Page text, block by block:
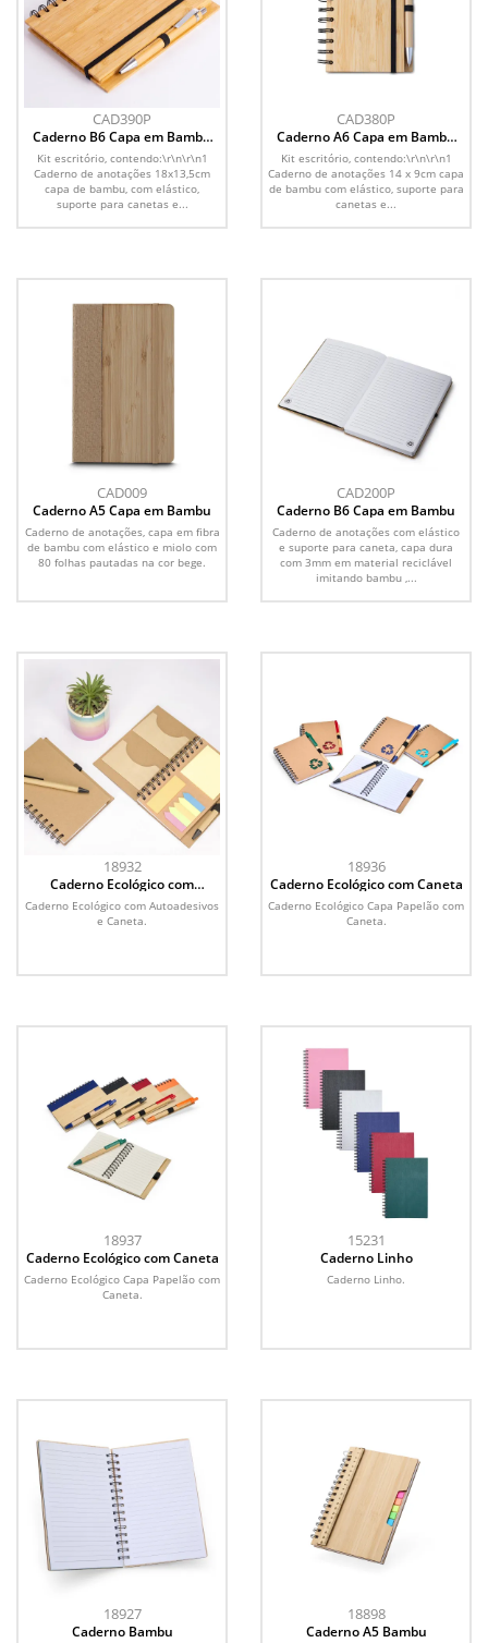
CAD390P
Caderno B6 Capa em Bambu
com caneta (18x13cm)
Kit escritório, contendo:\r\n\r\n1
Caderno de anotações 18x13,5cm
capa de bambu, com elástico,
suporte para canetas e...
CAD380P
Caderno A6 Capa em Bambu
com caneta (14x09cm)
Kit escritório, contendo:\r\n\r\n1
Caderno de anotações 14 x 9cm capa
de bambu com elástico, suporte para
canetas e...
CAD009
Caderno A5 Capa em Bambu
Caderno de anotações, capa em fibra
de bambu com elástico e miolo com
80 folhas pautadas na cor bege.
CAD200P
Caderno B6 Capa em Bambu
Caderno de anotações com elástico
e suporte para caneta, capa dura
com 3mm em material reciclável
imitando bambu ,...
18932
Caderno Ecológico com
Autoadesivos e Caneta
Caderno Ecológico com Autoadesivos
e Caneta.
18936
Caderno Ecológico com Caneta
Caderno Ecológico Capa Papelão com
Caneta.
18937
Caderno Ecológico com Caneta
Caderno Ecológico Capa Papelão com
Caneta.
15231
Caderno Linho
Caderno Linho.
18927
Caderno Bambu
18898
Caderno A5 Bambu